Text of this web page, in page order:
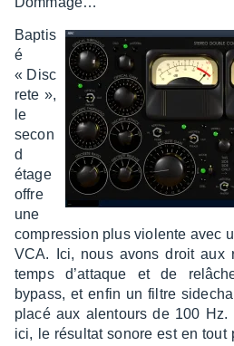
Baptis
é
« Disc
rete »,
le
secon
d
étage
offre
une
compres­sion plus violente avec
VCA. Ici, nous avons droit aux
temps d’at­taque et de
bypass, et enfin un filtre
placé aux alen­tours de 100
ici, le résul­tat sonore est en tout